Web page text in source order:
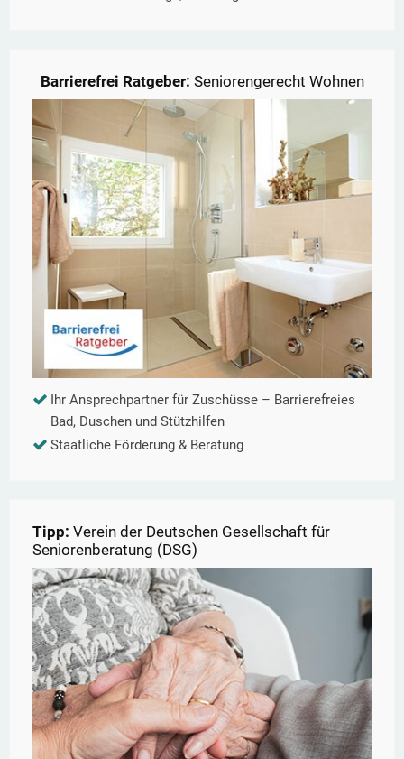
Barrierefrei Ratgeber: Seniorengerecht Wohnen
Ihr Ansprechpartner für Zuschüsse – Barrierefreies
Bad, Duschen und Stützhilfen
Staatliche Förderung & Beratung
Tipp: Verein der Deutschen Gesellschaft für
Seniorenberatung (DSG)